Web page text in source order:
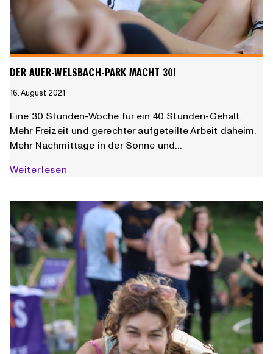
DER AUER-WELSBACH-PARK MACHT 30!
16. August 2021
Eine 30 Stunden-Woche für ein 40 Stunden-Gehalt.
Mehr Freizeit und gerechter aufgeteilte Arbeit daheim.
Mehr Nachmittage in der Sonne und…
Weiterlesen
Park
macht
30!